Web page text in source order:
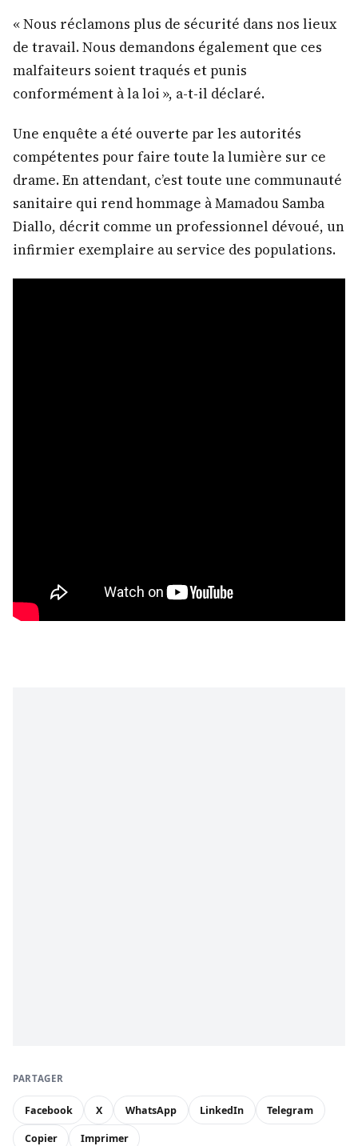
« Nous réclamons plus de sécurité dans nos lieux
de travail. Nous demandons également que ces
malfaiteurs soient traqués et punis
conformément à la loi », a-t-il déclaré.
Une enquête a été ouverte par les autorités
compétentes pour faire toute la lumière sur ce
drame. En attendant, c’est toute une communauté
sanitaire qui rend hommage à Mamadou Samba
Diallo, décrit comme un professionnel dévoué, un
infirmier exemplaire au service des populations.
PARTAGER
Facebook X WhatsApp LinkedIn Telegram
Copier Imprimer